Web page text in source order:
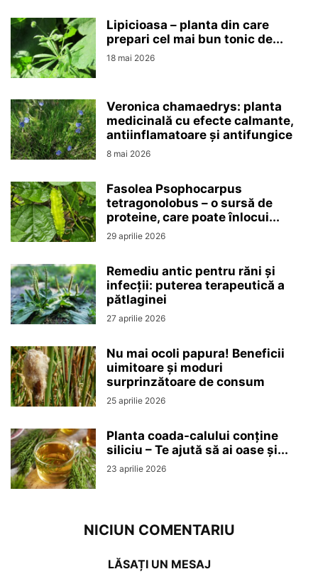
Lipicioasa – planta din care
prepari cel mai bun tonic de...
18 mai 2026
Veronica chamaedrys: planta
medicinală cu efecte calmante,
antiinflamatoare și antifungice
8 mai 2026
Fasolea Psophocarpus
tetragonolobus – o sursă de
proteine, care poate înlocui...
29 aprilie 2026
Remediu antic pentru răni și
infecții: puterea terapeutică a
pătlaginei
27 aprilie 2026
Nu mai ocoli papura! Beneficii
uimitoare și moduri
surprinzătoare de consum
25 aprilie 2026
Planta coada-calului conține
siliciu – Te ajută să ai oase și...
23 aprilie 2026
NICIUN COMENTARIU
LĂSAȚI UN MESAJ